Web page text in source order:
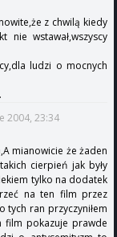
z chwilą kiedy
nie wstawał,wszyscy
ludzi o mocnych
2004, 23:34
mianowicie że żaden
cierpień jak były
tylko na dodatek
na ten film przez
tych ran przyczyniłem
film pokazuje prawde